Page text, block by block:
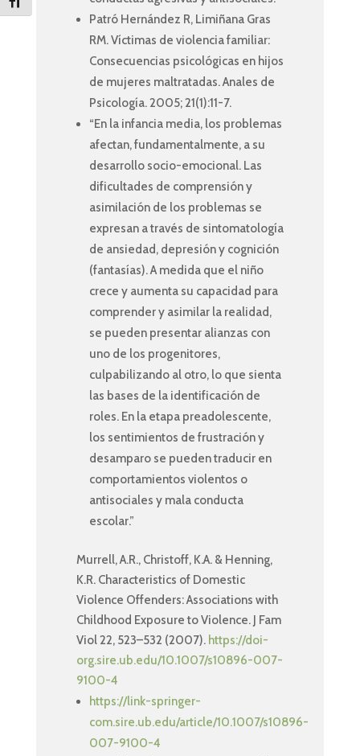
Toggle Font size
Patró Hernández R, Limiñana Gras
RM. Víctimas de violencia familiar:
Consecuencias psicológicas en hijos
de mujeres maltratadas. Anales de
Psicología. 2005; 21(1):11-7.
“En la infancia media, los problemas
afectan, fundamentalmente, a su
desarrollo socio-emocional. Las
dificultades de comprensión y
asimilación de los problemas se
expresan a través de sintomatología
de ansiedad, depresión y cognición
(fantasías). A medida que el niño
crece y aumenta su capacidad para
comprender y asimilar la realidad,
se pueden presentar alianzas con
uno de los progenitores,
culpabilizando al otro, lo que sienta
las bases de la identificación de
roles. En la etapa preadolescente,
los sentimientos de frustración y
desamparo se pueden traducir en
comportamientos violentos o
antisociales y mala conducta
escolar.”
Murrell, A.R., Christoff, K.A. & Henning,
K.R. Characteristics of Domestic
Violence Offenders: Associations with
Childhood Exposure to Violence. J Fam
Viol 22, 523–532 (2007). https://doi-
org.sire.ub.edu/10.1007/s10896-007-
9100-4
https://link-springer-
com.sire.ub.edu/article/10.1007/s10896-
007-9100-4